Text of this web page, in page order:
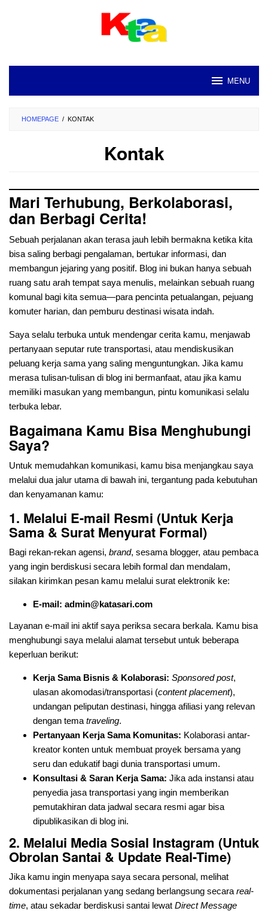
MENU
HOMEPAGE / KONTAK
Kontak
Mari Terhubung, Berkolaborasi,
dan Berbagi Cerita!
Sebuah perjalanan akan terasa jauh lebih bermakna ketika kita
bisa saling berbagi pengalaman, bertukar informasi, dan
membangun jejaring yang positif. Blog ini bukan hanya sebuah
ruang satu arah tempat saya menulis, melainkan sebuah ruang
komunal bagi kita semua—para pencinta petualangan, pejuang
komuter harian, dan pemburu destinasi wisata indah.
Saya selalu terbuka untuk mendengar cerita kamu, menjawab
pertanyaan seputar rute transportasi, atau mendiskusikan
peluang kerja sama yang saling menguntungkan. Jika kamu
merasa tulisan-tulisan di blog ini bermanfaat, atau jika kamu
memiliki masukan yang membangun, pintu komunikasi selalu
terbuka lebar.
Bagaimana Kamu Bisa Menghubungi
Saya?
Untuk memudahkan komunikasi, kamu bisa menjangkau saya
melalui dua jalur utama di bawah ini, tergantung pada kebutuhan
dan kenyamanan kamu:
1. Melalui E-mail Resmi (Untuk Kerja
Sama & Surat Menyurat Formal)
Bagi rekan-rekan agensi, brand, sesama blogger, atau pembaca
yang ingin berdiskusi secara lebih formal dan mendalam,
silakan kirimkan pesan kamu melalui surat elektronik ke:
E-mail: admin@katasari.com
Layanan e-mail ini aktif saya periksa secara berkala. Kamu bisa
menghubungi saya melalui alamat tersebut untuk beberapa
keperluan berikut:
Kerja Sama Bisnis & Kolaborasi: Sponsored post,
ulasan akomodasi/transportasi (content placement),
undangan peliputan destinasi, hingga afiliasi yang relevan
dengan tema traveling.
Pertanyaan Kerja Sama Komunitas: Kolaborasi antar-
kreator konten untuk membuat proyek bersama yang
seru dan edukatif bagi dunia transportasi umum.
Konsultasi & Saran Kerja Sama: Jika ada instansi atau
penyedia jasa transportasi yang ingin memberikan
pemutakhiran data jadwal secara resmi agar bisa
dipublikasikan di blog ini.
2. Melalui Media Sosial Instagram (Untuk
Obrolan Santai & Update Real-Time)
Jika kamu ingin menyapa saya secara personal, melihat
dokumentasi perjalanan yang sedang berlangsung secara real-
time, atau sekadar berdiskusi santai lewat Direct Message